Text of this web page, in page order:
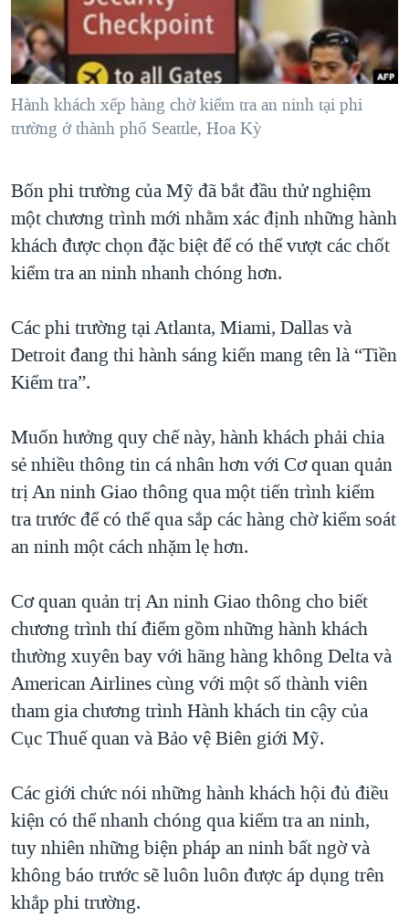
"Tìm"NGƯỜI VIỆT HẢI NGOẠI
ĐỜI SỐNG
KINH TẾ
VĂN HOÁ
THỂ THAO
GIÁO DỤC
TẠI
HÀNH TRÌNH BẦU CỬ 2024
MỘT NĂM CHIẾN TRANH TẠI DẢI GAZA
GIẢI MÃ VÀNH ĐAI & CON ĐƯỜNG
NGÀY TỊ NẠN THẾ GIỚI
GROUND ZERO – XƯA VÀ NAY
CHI PHÍ CHIẾN TRANH AFGHANISTAN
CÁC GIÁ TRỊ CỘNG HÒA Ở VIỆT NAM
TRỊNH VĨNH BÌNH VS. CHÍNH PHỦ VIỆT NAM
NGƯ DÂN VIỆT VÀ LÀN SÓNG TRỘM HẢI SÂM
QUAN HỆ VIỆT MỸ
VIDEO
NGHE
MẠNG XÃ HỘI
Ngôn ngữ khác
Hành khách xếp hàng chờ kiểm tra an ninh tại phi
trường ở thành phố Seattle, Hoa Kỳ
Bốn phi trường của Mỹ đã bắt đầu thử nghiệm
một chương trình mới nhằm xác định những hành
khách được chọn đặc biệt để có thể vượt các chốt
kiểm tra an ninh nhanh chóng hơn.
Các phi trường tại Atlanta, Miami, Dallas và
Detroit đang thi hành sáng kiến mang tên là “Tiền
Kiểm tra”.
Muốn hưởng quy chế này, hành khách phải chia
sẻ nhiều thông tin cá nhân hơn với Cơ quan quản
trị An ninh Giao thông qua một tiến trình kiểm
tra trước để có thể qua sắp các hàng chờ kiểm soát
an ninh một cách nhặm lẹ hơn.
Cơ quan quản trị An ninh Giao thông cho biết
chương trình thí điểm gồm những hành khách
thường xuyên bay với hãng hàng không Delta và
American Airlines cùng với một số thành viên
tham gia chương trình Hành khách tin cậy của
Cục Thuế quan và Bảo vệ Biên giới Mỹ.
Các giới chức nói những hành khách hội đủ điều
kiện có thể nhanh chóng qua kiểm tra an ninh,
tuy nhiên những biện pháp an ninh bất ngờ và
không báo trước sẽ luôn luôn được áp dụng trên
khắp phi trường.